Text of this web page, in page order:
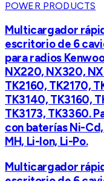
POWER PRODUCTS
Multicargador
escritorio de 6
para radios
NX220, NX320,
TK2160, TK2170,
TK3140, TK3160,
TK3173, TK3360.
con baterías Ni-
MH, Li-Ion, Li-Po.
Multicargador